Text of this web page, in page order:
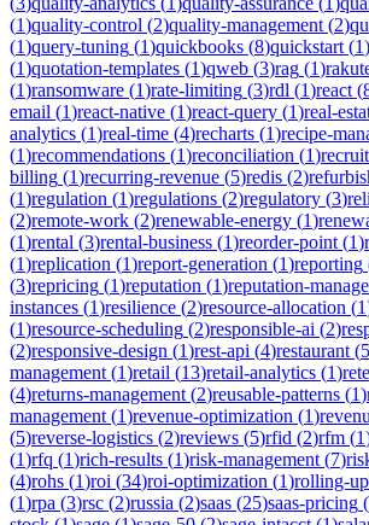
(1)quality-control (2)quality-management (2)
(1)query-tuning (1)quickbooks (8)quickstart (1)
(1)quotation-templates (1)qweb (3)rag (1)
(1)ransomware (1)rate-limiting (3)rdl (1)react (
email (1)react-native (1)react-query (1)real-
analytics (1)real-time (4)recharts (1)recipe-
(1)recommendations (1)reconciliation (1)
billing (1)recurring-revenue (5)redis (2)
(1)regulation (1)regulations (2)regulatory (3)
(2)remote-work (2)renewable-energy (1)
(1)rental (3)rental-business (1)reorder-point (1)
(1)replication (1)report-generation (1)reporting
(3)repricing (1)reputation (1)reputation-
instances (1)resilience (2)resource-allocation (1
(1)resource-scheduling (2)responsible-ai (2)
(2)responsive-design (1)rest-api (4)restaurant (5
management (1)retail (13)retail-analytics (1)
(4)returns-management (2)reusable-patterns (1)
management (1)revenue-optimization (1)
(5)reverse-logistics (2)reviews (5)rfid (2)rfm (1
(1)rfq (1)rich-results (1)risk-management (7)
(4)rohs (1)roi (34)roi-optimization (1)rolling-
(1)rpa (3)rsc (2)russia (2)saas (25)saas-pricing (